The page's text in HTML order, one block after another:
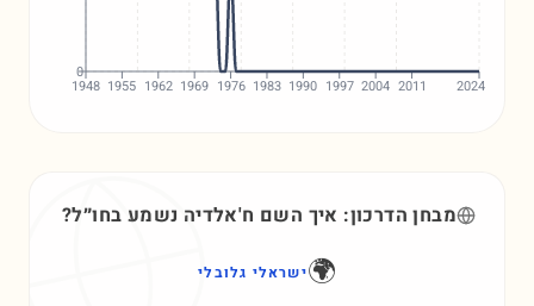
1948 1955 1962 1969 1976 1983 1990 1997 2004 2011 2024
0
מבחן הדרכון: איך השם ח'אלדיה נשמע בחו״ל?
🌍ישראלי גלובלי